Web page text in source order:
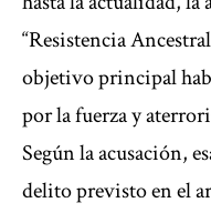
“Resistencia
objetivo principal
por la fuerza y
Según la acusación,
delito previsto en el